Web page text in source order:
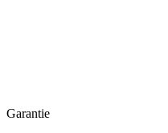
Garantie